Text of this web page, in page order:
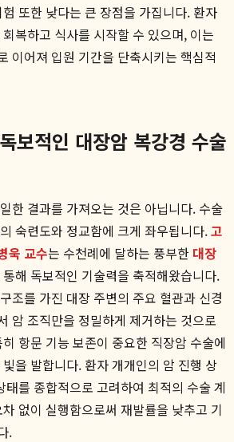
또한 낮다는 큰 장점을 가집니다. 환자
복하고 식사를 시작할 수 있으며, 이는
이어져 입원 기간을 단축시키는 핵심적
보적인 대장암 복강경 수술
한 결과를 가져오는 것은 아닙니다. 수술
숙련도와 정교함에 크게 좌우됩니다.고
욱 교수는 수천례에 달하는 풍부한 대장
해 독보적인 기술력을 축적해왔습니다.
조를 가진 대장 주변의 주요 혈관과 신경
암 조직만을 정밀하게 제거하는 것으로
항문 기능 보존이 중요한 직장암 수술에
을 발합니다. 환자 개개인의 암 진행 상
태를 종합적으로 고려하여 최적의 수술 계
없이 실행함으로써 재발률을 낮추고 기
.